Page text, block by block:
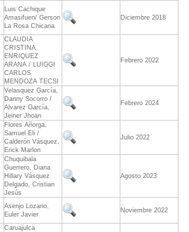
Luis Cachique
Amasifuen/ Gerson
La Rosa Chicana
Diciembre 2018
CLAUDIA
CRISTINA
ENRIQUEZ
ARANA / LUIGGI
CARLOS
MENDOZA TECSI
Febrero 2022
Velasquez García,
Danny Socorro /
Alvarez García,
Jeiner Jhoan
Febrero 2024
Flores Añorga,
Samuel Eli /
Calderón Vásquez,
Erick Marlon
Julio 2022
Chuquibala
Guerrero, Diana
Hillary Vásquez
Delgado, Cristian
Jesús
Agosto 2023
Asenjo Lozano,
Euler Javier
Noviembre 2022
Caruajulca